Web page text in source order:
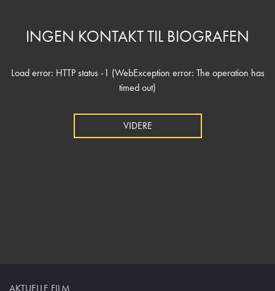
INGEN KONTAKT TIL BIOGRAFEN
Load error: HTTP status -1 (WebException error: The operation has
timed out)
VIDERE
AKTUELLE FILM